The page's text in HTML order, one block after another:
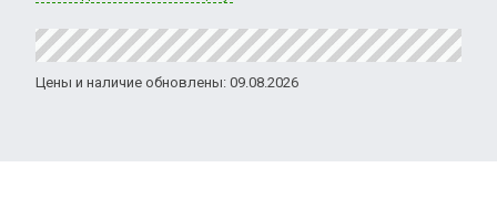
Цены и наличие обновлены: 09.08.2026